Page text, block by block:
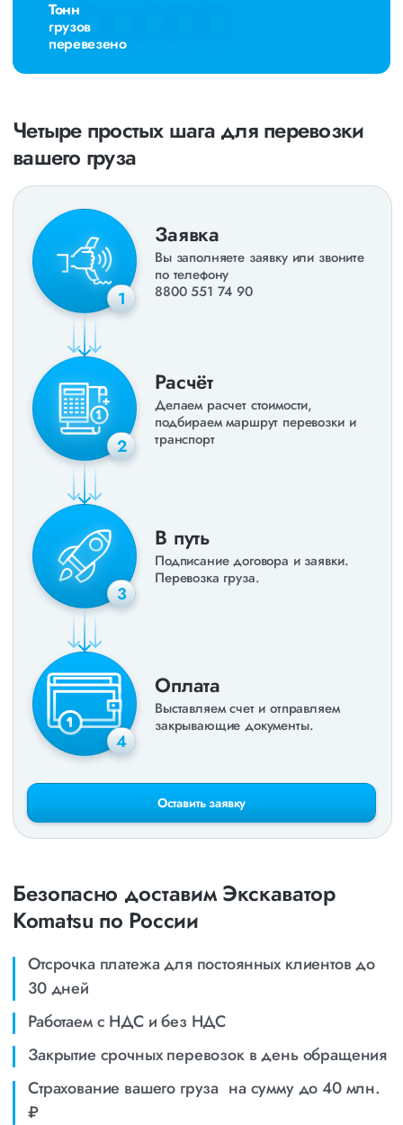
Тонн
грузов
перевезено
Четыре простых шага для перевозки
вашего груза
1
Заявка
Вы заполняете заявку или звоните
по телефону
8800 551 74 90
2
Расчёт
Делаем расчет стоимости,
подбираем маршрут перевозки и
транспорт
3
В путь
Подписание договора и заявки.
Перевозка груза.
4
Оплата
Выставляем счет и отправляем
закрывающие документы.
Оставить заявку
Безопасно доставим Экскаватор
Komatsu по России
Отсрочка платежа для постоянных клиентов до
30 дней
Работаем с НДС и без НДС
Закрытие срочных перевозок в день обращения
Страхование вашего груза на сумму до 40 млн.
₽